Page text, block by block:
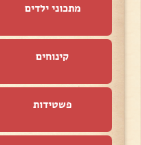
מתכוני ילדים
קינוחים
פשטידות